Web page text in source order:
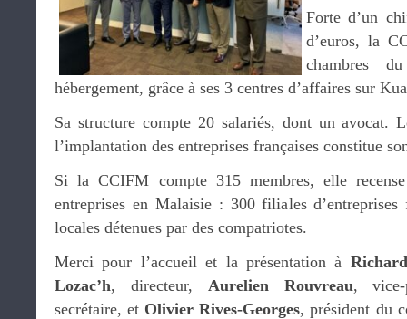
Forte d’un
d’euros, la
chambres
hébergement, grâce à ses 3 centres d’affaires sur
Sa structure compte 20 salariés, dont un avocat.
l’implantation des entreprises françaises constitue
Si la CCIFM compte 315 membres, elle
entreprises en Malaisie : 300 filiales d’entreprises
locales détenues par des compatriotes.
Merci pour l’accueil et la présentation à
Lozac’h, directeur, Aurelien Rouvreau, vice-
secrétaire, et Olivier Rives-Georges, président du